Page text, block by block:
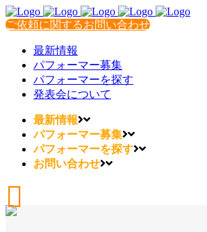
ご依頼に関するお問い合わせ
最新情報
パフォーマー募集
パフォーマーを探す
発表会について
最新情報
パフォーマー募集
パフォーマーを探す
お問い合わせ